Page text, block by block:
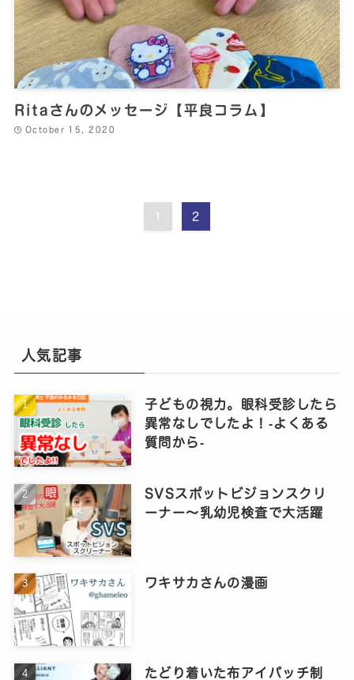
Ritaさんのメッセージ【平良コラム】
October 15, 2020
1 2
人気記事
子どもの視力。眼科受診したら
異常なしでしたよ！‐よくある
質問から‐
SVSスポットビジョンスクリ
ーナー～乳幼児検査で大活躍
ワキサカさんの漫画
たどり着いた布アイパッチ制